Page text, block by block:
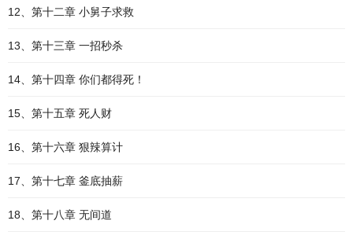
12、第十二章 小舅子求救
13、第十三章 一招秒杀
14、第十四章 你们都得死！
15、第十五章 死人财
16、第十六章 狠辣算计
17、第十七章 釜底抽薪
18、第十八章 无间道